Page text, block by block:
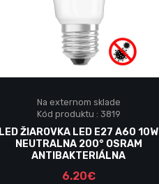
Vložiť do košika
Na externom sklade
Kód produktu : 3819
LED ŽIAROVKA LED E27 A60 10W
NEUTRALNA 200° OSRAM
ANTIBAKTERIÁLNA
6.20€